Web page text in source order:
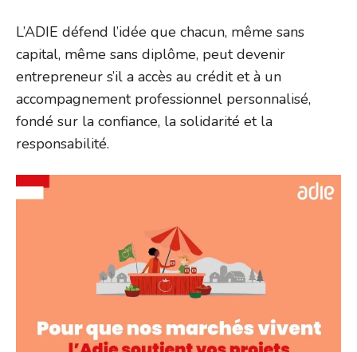
L’ADIE défend l’idée que chacun, même sans
capital, même sans diplôme, peut devenir
entrepreneur s’il a accès au crédit et à un
accompagnement professionnel personnalisé,
fondé sur la confiance, la solidarité et la
responsabilité.